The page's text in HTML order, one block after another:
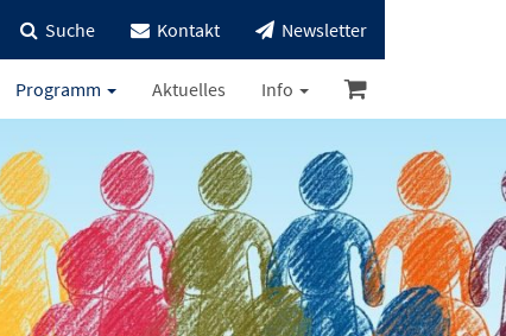
Suche Kontakt Newsletter
Programm Aktuelles Info